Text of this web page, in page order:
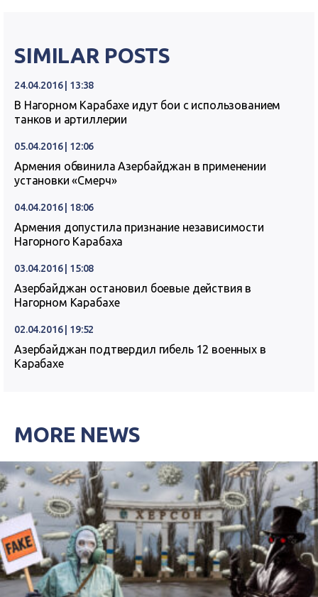
SIMILAR POSTS
24.04.2016 | 13:38
В Нагорном Карабахе идут бои с использованием
танков и артиллерии
05.04.2016 | 12:06
Армения обвинила Азербайджан в применении
установки «Смерч»
04.04.2016 | 18:06
Армения допустила признание независимости
Нагорного Карабаха
03.04.2016 | 15:08
Азербайджан остановил боевые действия в
Нагорном Карабахе
02.04.2016 | 19:52
Азербайджан подтвердил гибель 12 военных в
Карабахе
MORE NEWS